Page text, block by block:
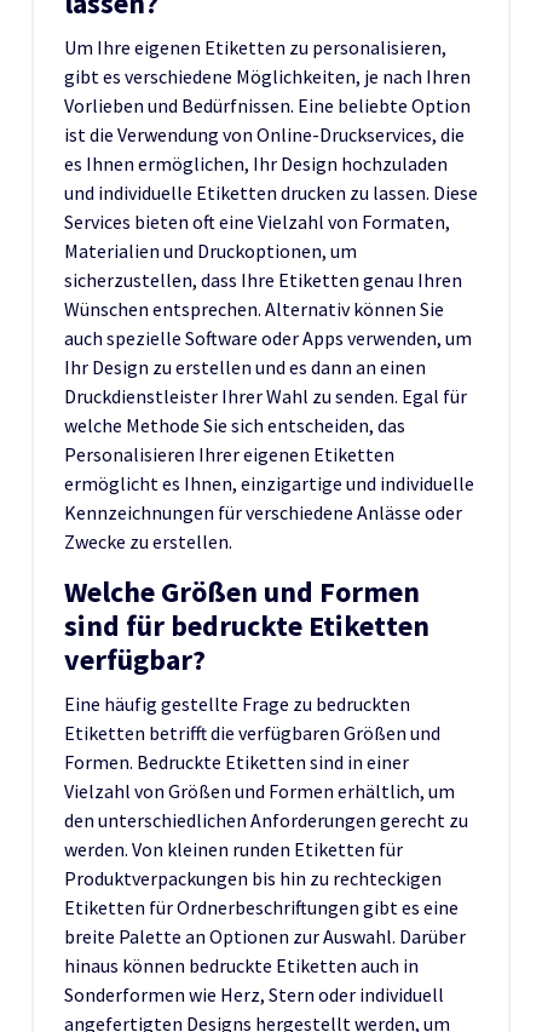
Um Ihre eigenen Etiketten zu personalisieren,
gibt es verschiedene Möglichkeiten, je nach Ihren
Vorlieben und Bedürfnissen. Eine beliebte Option
ist die Verwendung von Online-Druckservices, die
es Ihnen ermöglichen, Ihr Design hochzuladen
und individuelle Etiketten drucken zu lassen. Diese
Services bieten oft eine Vielzahl von Formaten,
Materialien und Druckoptionen, um
sicherzustellen, dass Ihre Etiketten genau Ihren
Wünschen entsprechen. Alternativ können Sie
auch spezielle Software oder Apps verwenden, um
Ihr Design zu erstellen und es dann an einen
Druckdienstleister Ihrer Wahl zu senden. Egal für
welche Methode Sie sich entscheiden, das
Personalisieren Ihrer eigenen Etiketten
ermöglicht es Ihnen, einzigartige und individuelle
Kennzeichnungen für verschiedene Anlässe oder
Zwecke zu erstellen.
Welche Größen und Formen
sind für bedruckte Etiketten
verfügbar?
Eine häufig gestellte Frage zu bedruckten
Etiketten betrifft die verfügbaren Größen und
Formen. Bedruckte Etiketten sind in einer
Vielzahl von Größen und Formen erhältlich, um
den unterschiedlichen Anforderungen gerecht zu
werden. Von kleinen runden Etiketten für
Produktverpackungen bis hin zu rechteckigen
Etiketten für Ordnerbeschriftungen gibt es eine
breite Palette an Optionen zur Auswahl. Darüber
hinaus können bedruckte Etiketten auch in
Sonderformen wie Herz, Stern oder individuell
angefertigten Designs hergestellt werden, um